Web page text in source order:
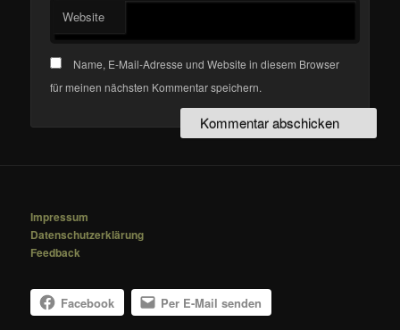
Website
Name, E-Mail-Adresse und Website in diesem Browser
für meinen nächsten Kommentar speichern.
Impressum
Datenschutzerklärung
Feedback
Facebook Per E-Mail senden